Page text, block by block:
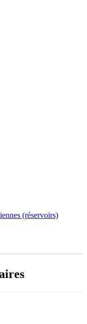
(réservoirs)